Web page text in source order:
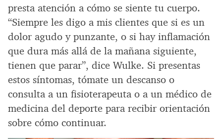
presta atención a cómo se siente tu cuerpo.
“Siempre les digo a mis clientes que si es un
dolor agudo y punzante, o si hay inflamación
que dura más allá de la mañana siguiente,
tienen que parar”, dice Wulke. Si presentas
estos síntomas, tómate un descanso o
consulta a un fisioterapeuta o a un médico de
medicina del deporte para recibir orientación
sobre cómo continuar.